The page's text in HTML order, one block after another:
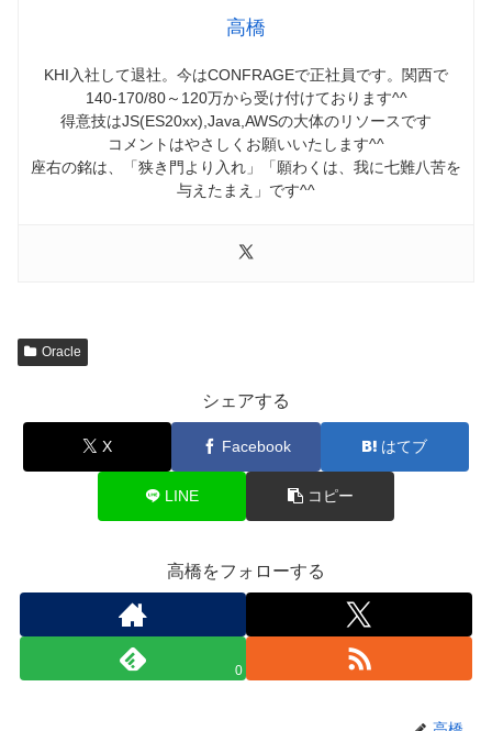
高橋
KHI入社して退社。今はCONFRAGEで正社員です。関西で
140-170/80～120万から受け付けております^^
得意技はJS(ES20xx),Java,AWSの大体のリソースです
コメントはやさしくお願いいたします^^
座右の銘は、「狭き門より入れ」「願わくは、我に七難八苦を
与えたまえ」です^^
Oracle
シェアする
X Facebook はてブ
LINE コピー
高橋をフォローする
0